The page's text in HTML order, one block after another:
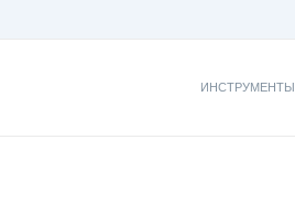
ИНСТРУМЕНТЫ